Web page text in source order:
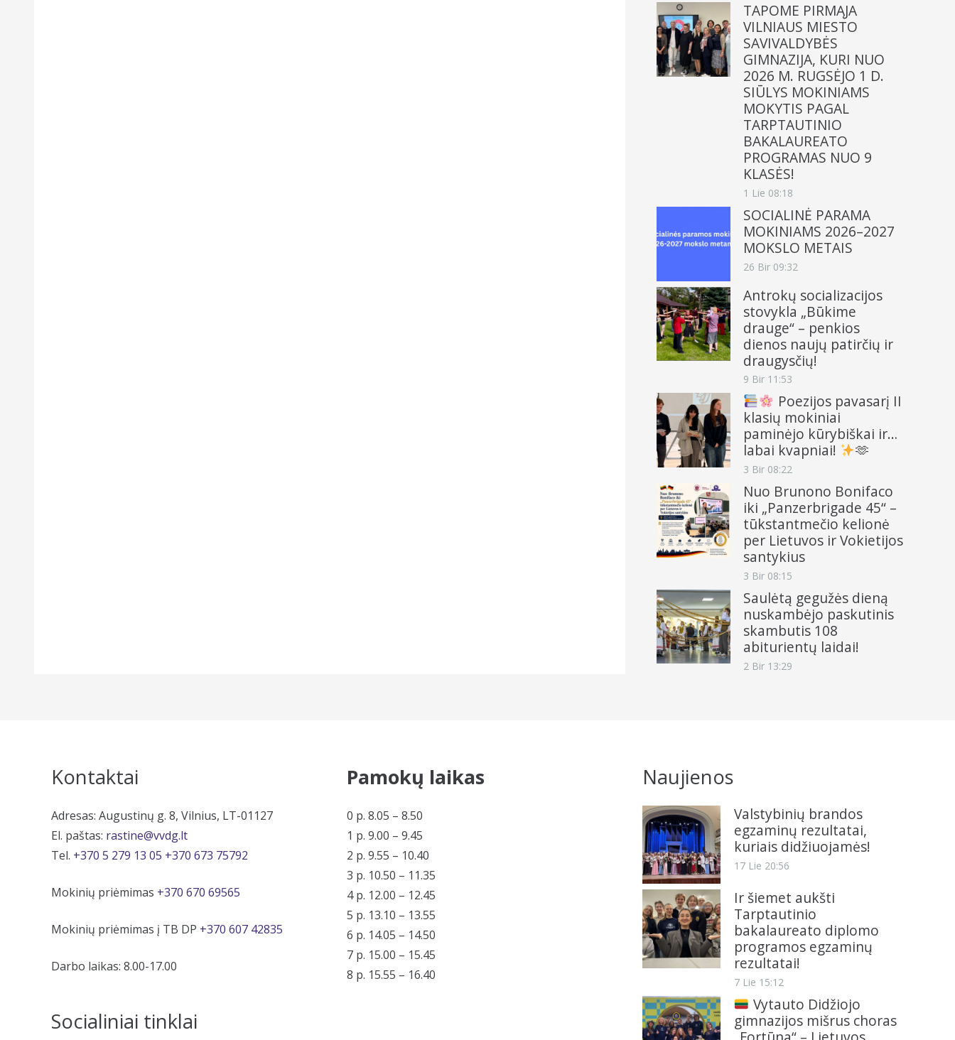
TAPOME PIRMĄJA
VILNIAUS MIESTO
SAVIVALDYBĖS
GIMNAZIJA, KURI NUO
2026 M. RUGSĖJO 1 D.
SIŪLYS MOKINIAMS
MOKYTIS PAGAL
TARPTAUTINIO
BAKALAUREATO
PROGRAMAS NUO 9
KLASĖS!
1 Lie 08:18
SOCIALINĖ PARAMA
MOKINIAMS 2026–2027
MOKSLO METAIS
26 Bir 09:32
Antrokų socializacijos
stovykla „Būkime
drauge“ – penkios
dienos naujų patirčių ir
draugysčių!
9 Bir 11:53
Poezijos pavasarį II
klasių mokiniai
paminėjo kūrybiškai ir…
labai kvapniai!
🫶
3 Bir 08:22
Nuo Brunono Bonifaco
iki „Panzerbrigade 45“ –
tūkstantmečio kelionė
per Lietuvos ir Vokietijos
santykius
3 Bir 08:15
Saulėtą gegužės dieną
nuskambėjo paskutinis
skambutis 108
abiturientų laidai!
2 Bir 13:29
Kontaktai
Adresas: Augustinų g. 8, Vilnius, LT-01127
El. paštas: rastine@vvdg.lt
Tel. +370 5 279 13 05 +370 673 75792
Mokinių priėmimas +370 670 69565
Mokinių priėmimas į TB DP +370 607 42835
Darbo laikas: 8.00-17.00
Socialiniai tinklai
Pamokų laikas
0 p. 8.05 – 8.50
1 p. 9.00 – 9.45
2 p. 9.55 – 10.40
3 p. 10.50 – 11.35
4 p. 12.00 – 12.45
5 p. 13.10 – 13.55
6 p. 14.05 – 14.50
7 p. 15.00 – 15.45
8 p. 15.55 – 16.40
Naujienos
Valstybinių brandos
egzaminų rezultatai,
kuriais didžiuojamės!
17 Lie 20:56
Ir šiemet aukšti
Tarptautinio
bakalaureato diplomo
programos egzaminų
rezultatai!
7 Lie 15:12
Vytauto Didžiojo
gimnazijos mišrus choras